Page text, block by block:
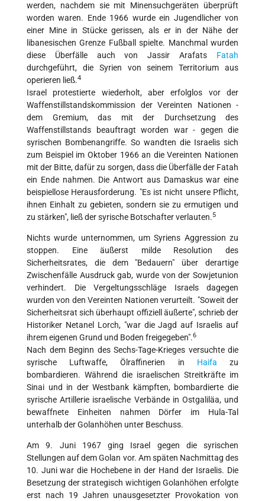
werden, nachdem sie mit Minensuchgeräten überprüft
worden waren. Ende 1966 wurde ein Jugendlicher von
einer Mine in Stücke gerissen, als er in der Nähe der
libanesischen Grenze Fußball spielte. Manchmal wurden
diese Überfälle auch von Jassir Arafats Fatah
durchgeführt, die Syrien von seinem Territorium aus
operieren ließ.4
Israel protestierte wiederholt, aber erfolglos vor der
Waffenstillstandskommission der Vereinten Nationen -
dem Gremium, das mit der Durchsetzung des
Waffenstillstands beauftragt worden war - gegen die
syrischen Bombenangriffe. So wandten die Israelis sich
zum Beispiel im Oktober 1966 an die Vereinten Nationen
mit der Bitte, dafür zu sorgen, dass die Überfälle der Fatah
ein Ende nahmen. Die Antwort aus Damaskus war eine
beispiellose Herausforderung. "Es ist nicht unsere Pflicht,
ihnen Einhalt zu gebieten, sondern sie zu ermutigen und
zu stärken", ließ der syrische Botschafter verlauten.5
Nichts wurde unternommen, um Syriens Aggression zu
stoppen. Eine äußerst milde Resolution des
Sicherheitsrates, die dem "Bedauern" über derartige
Zwischenfälle Ausdruck gab, wurde von der Sowjetunion
verhindert. Die Vergeltungsschläge Israels dagegen
wurden von den Vereinten Nationen verurteilt. "Soweit der
Sicherheitsrat sich überhaupt offiziell äußerte", schrieb der
Historiker Netanel Lorch, "war die Jagd auf Israelis auf
ihrem eigenen Grund und Boden freigegeben".6
Nach dem Beginn des Sechs-Tage-Krieges versuchte die
syrische Luftwaffe, Ölraffinerien in Haifa zu
bombardieren. Während die israelischen Streitkräfte im
Sinai und in der Westbank kämpften, bombardierte die
syrische Artillerie israelische Verbände in Ostgaliläa, und
bewaffnete Einheiten nahmen Dörfer im Hula-Tal
unterhalb der Golanhöhen unter Beschuss.
Am 9. Juni 1967 ging Israel gegen die syrischen
Stellungen auf dem Golan vor. Am späten Nachmittag des
10. Juni war die Hochebene in der Hand der Israelis. Die
Besetzung der strategisch wichtigen Golanhöhen erfolgte
erst nach 19 Jahren unausgesetzter Provokation von